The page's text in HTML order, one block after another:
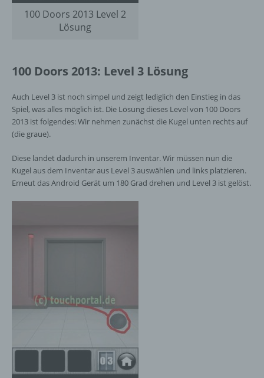
100 Doors 2013 Level 2
Lösung
100 Doors 2013: Level 3 Lösung
Auch Level 3 ist noch simpel und zeigt lediglich den Einstieg in das
Spiel, was alles möglich ist. Die Lösung dieses Level von 100 Doors
2013 ist folgendes: Wir nehmen zunächst die Kugel unten rechts auf
(die graue).
Diese landet dadurch in unserem Inventar. Wir müssen nun die
Kugel aus dem Inventar aus Level 3 auswählen und links platzieren.
Erneut das Android Gerät um 180 Grad drehen und Level 3 ist gelöst.